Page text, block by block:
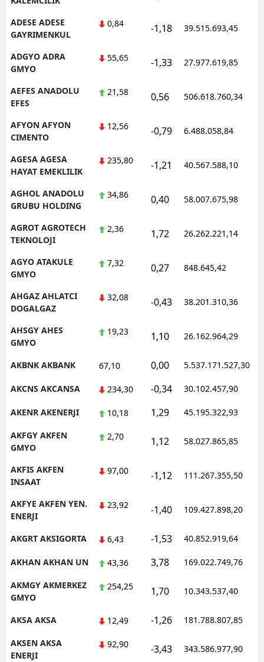
ADESE ADESE
GAYRIMENKUL
0,84 -1,18 39.515.693,45
ADGYO ADRA
GMYO
55,65 -1,33 27.977.619,85
AEFES ANADOLU
EFES
21,58 0,56 506.618.760,34
AFYON AFYON
CIMENTO
12,56 -0,79 6.488.058,84
AGESA AGESA
HAYAT EMEKLILIK
235,80 -1,21 40.567.588,10
AGHOL ANADOLU
GRUBU HOLDING
34,86 0,40 58.007.675,98
AGROT AGROTECH
TEKNOLOJI
2,36 1,72 26.262.221,14
AGYO ATAKULE
GMYO
7,32 0,27 848.645,42
AHGAZ AHLATCI
DOGALGAZ
32,08 -0,43 38.201.310,36
AHSGY AHES
GMYO
19,23 1,10 26.162.964,29
AKBNK AKBANK 67,10 0,00 5.537.171.527,30
AKCNS AKCANSA 234,30 -0,34 30.102.457,90
AKENR AKENERJI 10,18 1,29 45.195.322,93
AKFGY AKFEN
GMYO
2,70 1,12 58.027.865,85
AKFIS AKFEN
INSAAT
97,00 -1,12 111.267.355,50
AKFYE AKFEN YEN.
ENERJI
23,92 -1,40 109.427.898,20
AKGRT AKSIGORTA 6,43 -1,53 40.852.919,64
AKHAN AKHAN UN 43,36 3,78 169.022.749,76
AKMGY AKMERKEZ
GMYO
254,25 1,70 10.343.537,40
AKSA AKSA 12,49 -1,26 181.788.807,85
AKSEN AKSA
ENERJI
92,90 -3,43 343.586.977,90